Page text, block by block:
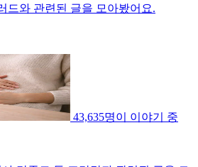
드와 관련된 글을 모아봤어요.
43,635명이 이야기 중